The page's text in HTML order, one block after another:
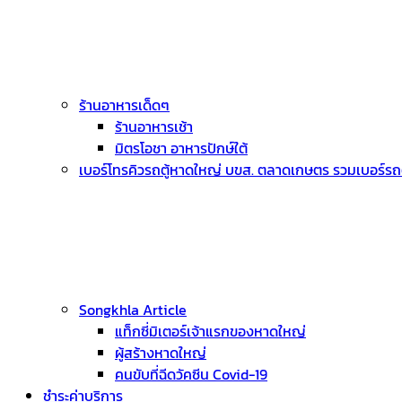
ร้านอาหารเด็ดๆ
ร้านอาหารเช้า
มิตรโอชา อาหารปักษ์ใต้
เบอร์โทรคิวรถตู้หาดใหญ่ บขส. ตลาดเกษตร รวมเบอร์ร
Songkhla Article
แท็กซี่มิเตอร์เจ้าแรกของหาดใหญ่
ผู้สร้างหาดใหญ่
คนขับที่ฉีดวัคซีน Covid-19
ชำระค่าบริการ